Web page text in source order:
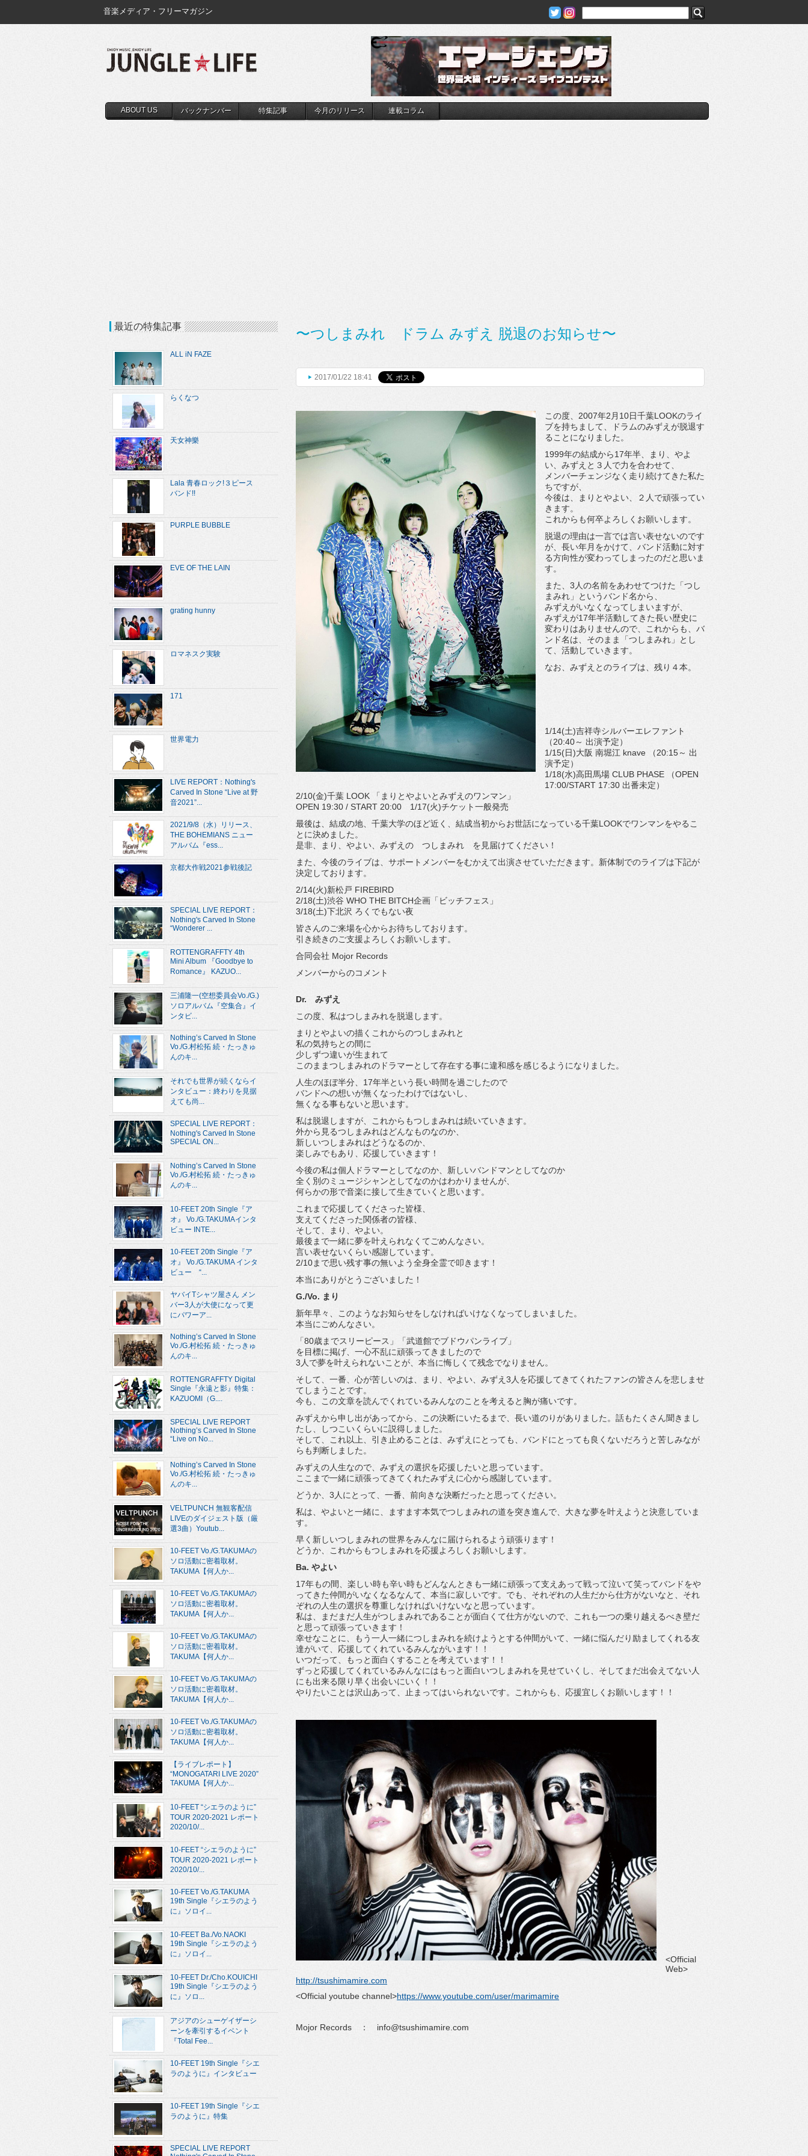
音楽メディア・フリーマガジン
ABOUT US バックナンバー 特集記事 今月のリリース 連載コラム
〜つしまみれ ドラム みずえ 脱退のお知らせ〜
2017/01/22 18:41
この度、2007年2月10日千葉LOOKのライ
ブを持ちまして、ドラムのみずえが脱退す
ることになりました。
1999年の結成から17年半、まり、やよ
い、みずえと３人で力を合わせて、
メンバーチェンジなく走り続けてきた私た
ちですが、
今後は、まりとやよい、２人で頑張ってい
きます。
これからも何卒よろしくお願いします。
脱退の理由は一言では言い表せないのです
が、長い年月をかけて、バンド活動に対す
る方向性が変わってしまったのだと思いま
す。
また、3人の名前をあわせてつけた「つし
まみれ」というバンド名から、
みずえがいなくなってしまいますが、
みずえが17年半活動してきた長い歴史に
変わりはありませんので、これからも、バ
ンド名は、そのまま「つしまみれ」とし
て、活動していきます。
なお、みずえとのライブは、残り４本。
1/14(土)吉祥寺シルバーエレファント
（20:40～ 出演予定）
1/15(日)大阪 南堀江 knave （20:15～ 出
演予定）
1/18(水)高田馬場 CLUB PHASE （OPEN
17:00/START 17:30 出番未定）
2/10(金)千葉 LOOK 「まりとやよいとみずえのワンマン」
OPEN 19:30 / START 20:00 1/17(火)チケット一般発売
最後は、結成の地、千葉大学のほど近く、結成当初からお世話になっている千葉LOOKでワンマンをやるこ
とに決めました。
是非、まり、やよい、みずえの つしまみれ を見届けてください！
また、今後のライブは、サポートメンバーをむかえて出演させていただきます。新体制でのライブは下記が
決定しております。
2/14(火)新松戸 FIREBIRD
2/18(土)渋谷 WHO THE BITCH企画「ビッチフェス」
3/18(土)下北沢 ろくでもない夜
皆さんのご来場を心からお待ちしております。
引き続きのご支援よろしくお願いします。
合同会社 Mojor Records
メンバーからのコメント
Dr. みずえ
この度、私はつしまみれを脱退します。
まりとやよいの描くこれからのつしまみれと
私の気持ちとの間に
少しずつ違いが生まれて
このままつしまみれのドラマーとして存在する事に違和感を感じるようになりました。
人生のほぼ半分、17年半という長い時間を過ごしたので
バンドへの想いが無くなったわけではないし、
無くなる事もないと思います。
私は脱退しますが、これからもつしまみれは続いていきます。
外から見るつしまみれはどんなものなのか、
新しいつしまみれはどうなるのか、
楽しみでもあり、応援していきます！
今後の私は個人ドラマーとしてなのか、新しいバンドマンとしてなのか
全く別のミュージシャンとしてなのかはわかりませんが、
何らかの形で音楽に接して生きていくと思います。
これまで応援してくださった皆様、
支えてくださった関係者の皆様、
そして、まり、やよい。
最後まで一緒に夢を叶えられなくてごめんなさい。
言い表せないくらい感謝しています。
2/10まで思い残す事の無いよう全身全霊で叩きます！
本当にありがとうございました！
G./Vo. まり
新年早々、このようなお知らせをしなければいけなくなってしまいました。
本当にごめんなさい。
「80歳までスリーピース」「武道館でブドウパンライブ」
を目標に掲げ、一心不乱に頑張ってきましたので
3人で夢を叶えられないことが、本当に悔しくて残念でなりません。
そして、一番、心が苦しいのは、まり、やよい、みずえ3人を応援してきてくれたファンの皆さんを悲しませ
てしまうことです。
今も、この文章を読んでくれているみんなのことを考えると胸が痛いです。
みずえから申し出があってから、この決断にいたるまで、長い道のりがありました。話もたくさん聞きまし
たし、しつこいくらいに説得しました。
そして、これ以上、引き止めることは、みずえにとっても、バンドにとっても良くないだろうと苦しみなが
らも判断しました。
みずえの人生なので、みずえの選択を応援したいと思っています。
ここまで一緒に頑張ってきてくれたみずえに心から感謝しています。
どうか、3人にとって、一番、前向きな決断だったと思ってください。
私は、やよいと一緒に、ますます本気でつしまみれの道を突き進んで、大きな夢を叶えようと決意していま
す。
早く新しいつしまみれの世界をみんなに届けられるよう頑張ります！
どうか、これからもつしまみれを応援よろしくお願いします。
Ba. やよい
17年もの間、楽しい時も辛い時もどんなんときも一緒に頑張って支えあって戦って泣いて笑ってバンドをや
ってきた仲間がいなくなるなんて、本当に寂しいです。でも、それぞれの人生だから仕方がないなと、それ
ぞれの人生の選択を尊重しなければいけないなと思っています。
私は、まだまだ人生がつしまみれであることが面白くて仕方がないので、これも一つの乗り越えるべき壁だ
と思って頑張っていきます！
幸せなことに、もう一人一緒につしまみれを続けようとする仲間がいて、一緒に悩んだり励ましてくれる友
達がいて、応援してくれているみんながいます！！
いつだって、もっと面白くすることを考えています！！
ずっと応援してくれているみんなにはもっと面白いつしまみれを見せていくし、そしてまだ出会えてない人
にも出来る限り早く出会いにいく！！
やりたいことは沢山あって、止まってはいられないです。これからも、応援宜しくお願いします！！
<Official
Web>
http://tsushimamire.com
<Official youtube channel>https://www.youtube.com/user/marimamire
Mojor Records ： info@tsushimamire.com
最近の特集記事
ALL iN FAZE
らくなつ
天女神樂
Lala 青春ロック!３ピース
バンド!!
PURPLE BUBBLE
EVE OF THE LAIN
grating hunny
ロマネスク実験
171
世界電力
LIVE REPORT：Nothing's
Carved In Stone “Live at 野
音2021”...
2021/9/8（水）リリース、
THE BOHEMIANS ニュー
アルバム『ess...
京都大作戦2021参戦後記
SPECIAL LIVE REPORT：
Nothing's Carved In Stone
“Wonderer ...
ROTTENGRAFFTY 4th
Mini Album 『Goodbye to
Romance』 KAZUO...
三浦隆一(空想委員会Vo./G.)
ソロアルバム『空集合』イ
ンタビ...
Nothing’s Carved In Stone
Vo./G.村松拓 続・たっきゅ
んのキ...
それでも世界が続くならイ
ンタビュー：終わりを見据
えても尚...
SPECIAL LIVE REPORT：
Nothing's Carved In Stone
SPECIAL ON...
Nothing’s Carved In Stone
Vo./G.村松拓 続・たっきゅ
んのキ...
10-FEET 20th Single『ア
オ』 Vo./G.TAKUMAインタ
ビュー INTE...
10-FEET 20th Single『ア
オ』 Vo./G.TAKUMA インタ
ビュー “...
ヤバイTシャツ屋さん メン
バー3人が大使になって更
にパワーア...
Nothing’s Carved In Stone
Vo./G.村松拓 続・たっきゅ
んのキ...
ROTTENGRAFFTY Digital
Single『永遠と影』特集：
KAZUOMI（G....
SPECIAL LIVE REPORT
Nothing’s Carved In Stone
“Live on No...
Nothing’s Carved In Stone
Vo./G.村松拓 続・たっきゅ
んのキ...
VELTPUNCH 無観客配信
LIVEのダイジェスト版（厳
選3曲）Youtub...
10-FEET Vo./G.TAKUMAの
ソロ活動に密着取材。
TAKUMA【何人か...
10-FEET Vo./G.TAKUMAの
ソロ活動に密着取材。
TAKUMA【何人か...
10-FEET Vo./G.TAKUMAの
ソロ活動に密着取材。
TAKUMA【何人か...
10-FEET Vo./G.TAKUMAの
ソロ活動に密着取材。
TAKUMA【何人か...
10-FEET Vo./G.TAKUMAの
ソロ活動に密着取材。
TAKUMA【何人か...
【ライブレポート】
“MONOGATARI LIVE 2020”
TAKUMA【何人か...
10-FEET “シエラのように”
TOUR 2020-2021 レポート
2020/10/...
10-FEET “シエラのように”
TOUR 2020-2021 レポート
2020/10/...
10-FEET Vo./G.TAKUMA
19th Single『シエラのよう
に』ソロイ...
10-FEET Ba./Vo.NAOKI
19th Single『シエラのよう
に』ソロイ...
10-FEET Dr./Cho.KOUICHI
19th Single『シエラのよう
に』ソロ...
アジアのシューゲイザーシ
ーンを牽引するイベント
『Total Fee...
10-FEET 19th Single『シエ
ラのように』インタビュー
10-FEET 19th Single『シエ
ラのように』特集
SPECIAL LIVE REPORT